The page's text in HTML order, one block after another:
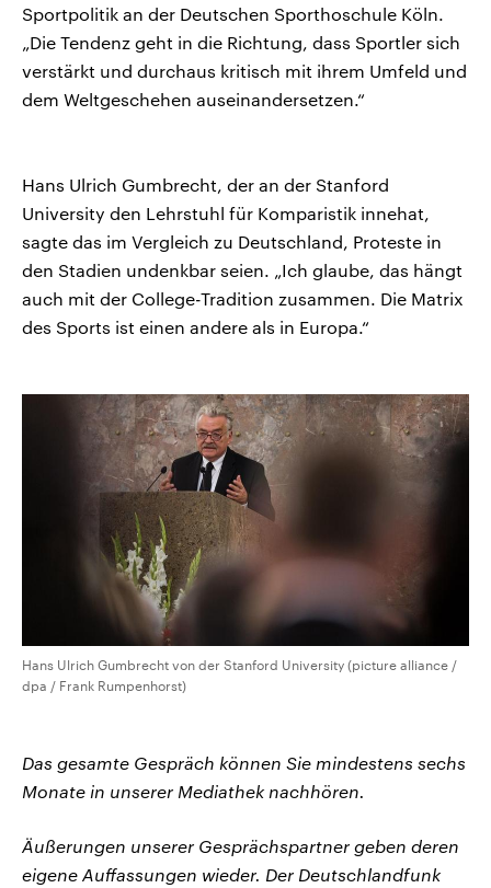
Sportpolitik an der Deutschen Sporthoschule Köln.
„Die Tendenz geht in die Richtung, dass Sportler sich
verstärkt und durchaus kritisch mit ihrem Umfeld und
dem Weltgeschehen auseinandersetzen.“
Hans Ulrich Gumbrecht, der an der Stanford
University den Lehrstuhl für Komparistik innehat,
sagte das im Vergleich zu Deutschland, Proteste in
den Stadien undenkbar seien. „Ich glaube, das hängt
auch mit der College-Tradition zusammen. Die Matrix
des Sports ist einen andere als in Europa.“
Hans Ulrich Gumbrecht von der Stanford University (picture alliance /
dpa / Frank Rumpenhorst)
Das gesamte Gespräch können Sie mindestens sechs
Monate in unserer Mediathek nachhören.
Äußerungen unserer Gesprächspartner geben deren
eigene Auffassungen wieder. Der Deutschlandfunk